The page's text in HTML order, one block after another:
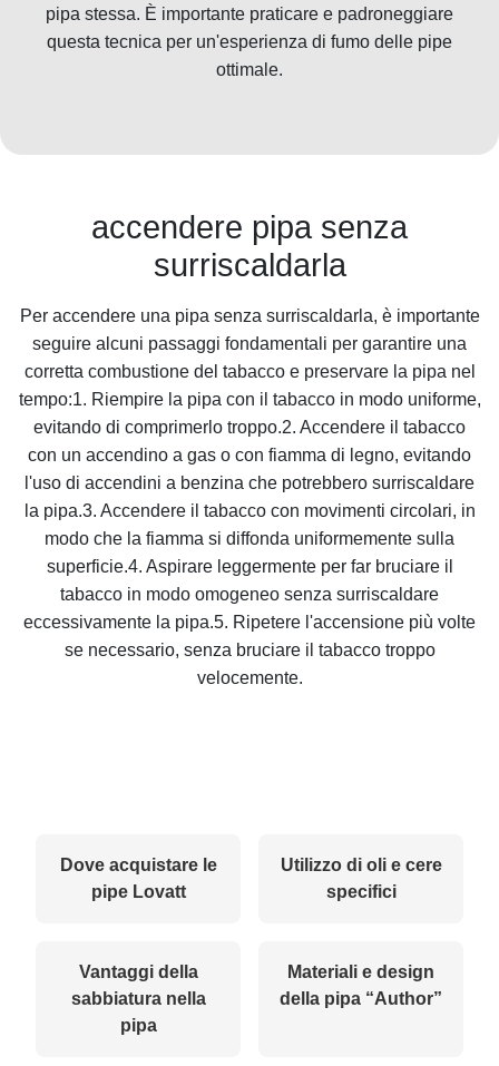
pipa stessa. È importante praticare e padroneggiare
questa tecnica per un'esperienza di fumo delle pipe
ottimale.
accendere pipa senza
surriscaldarla
Per accendere una pipa senza surriscaldarla, è importante
seguire alcuni passaggi fondamentali per garantire una
corretta combustione del tabacco e preservare la pipa nel
tempo:1. Riempire la pipa con il tabacco in modo uniforme,
evitando di comprimerlo troppo.2. Accendere il tabacco
con un accendino a gas o con fiamma di legno, evitando
l'uso di accendini a benzina che potrebbero surriscaldare
la pipa.3. Accendere il tabacco con movimenti circolari, in
modo che la fiamma si diffonda uniformemente sulla
superficie.4. Aspirare leggermente per far bruciare il
tabacco in modo omogeneo senza surriscaldare
eccessivamente la pipa.5. Ripetere l'accensione più volte
se necessario, senza bruciare il tabacco troppo
velocemente.
Dove acquistare le
pipe Lovatt
Utilizzo di oli e cere
specifici
Vantaggi della
sabbiatura nella
pipa
Materiali e design
della pipa “Author”